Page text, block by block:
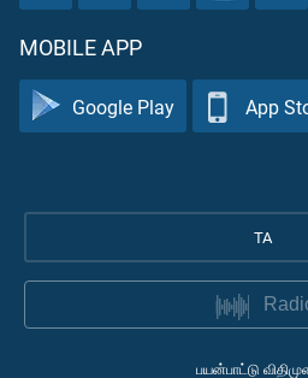
MOBILE APP
Google Play App
TA
பயன்பாட்டு